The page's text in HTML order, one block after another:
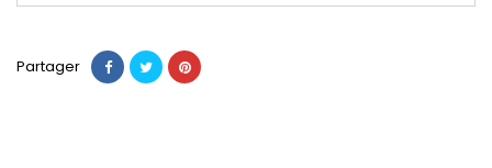
Partager